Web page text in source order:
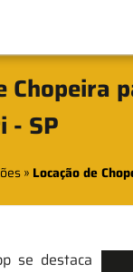
Chopeira
- SP
» Locação de
se destaca